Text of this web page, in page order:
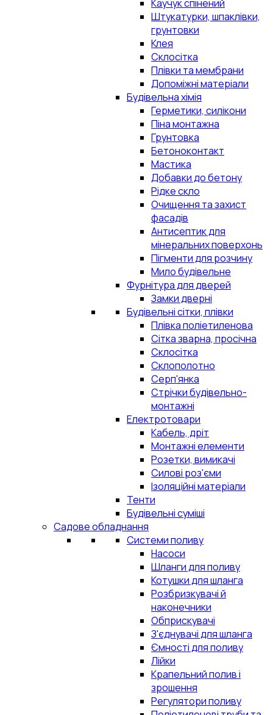
Каучук спінений
Штукатурки, шпаклівки,
грунтовки
Клея
Склосітка
Плівки та мембрани
Допоміжні матеріали
Будівельна хімія
Герметики, силікони
Піна монтажна
Грунтовка
Бетоноконтакт
Мастика
Добавки до бетону
Рідке скло
Очищення та захист
фасадів
Антисептик для
мінеральних поверхонь
Пігменти для розчину
Мило будівельне
Фурнітура для дверей
Замки дверні
Будівельні сітки, плівки
Плівка поліетиленова
Сітка зварна, просічна
Склосітка
Склополотно
Серп'янка
Стрічки будівельно-
монтажні
Електротовари
Кабель, дріт
Монтажні елементи
Розетки, вимикачі
Силові роз'єми
Ізоляційні матеріали
Тенти
Будівельні суміші
Садове обладнання
Системи поливу
Насоси
Шланги для поливу
Котушки для шланга
Розбризкувачі й
наконечники
Обприскувачі
З'єднувачі для шланга
Ємності для поливу
Лійки
Крапельний полив і
зрошення
Регулятори поливу